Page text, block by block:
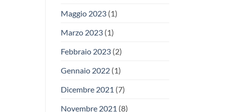
Maggio 2023(1)
Marzo 2023(1)
Febbraio 2023(2)
Gennaio 2022(1)
Dicembre 2021 (7)
Novembre 2021 (8)